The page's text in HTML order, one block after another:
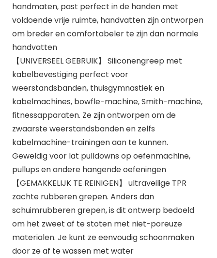
handmaten, past perfect in de handen met
voldoende vrije ruimte, handvatten zijn ontworpen
om breder en comfortabeler te zijn dan normale
handvatten
【UNIVERSEEL GEBRUIK】 Siliconengreep met
kabelbevestiging perfect voor
weerstandsbanden, thuisgymnastiek en
kabelmachines, bowfle-machine, Smith-machine,
fitnessapparaten. Ze zijn ontworpen om de
zwaarste weerstandsbanden en zelfs
kabelmachine-trainingen aan te kunnen.
Geweldig voor lat pulldowns op oefenmachine,
pullups en andere hangende oefeningen
【GEMAKKELIJK TE REINIGEN】 ultraveilige TPR
zachte rubberen grepen. Anders dan
schuimrubberen grepen, is dit ontwerp bedoeld
om het zweet af te stoten met niet-poreuze
materialen. Je kunt ze eenvoudig schoonmaken
door ze af te wassen met water